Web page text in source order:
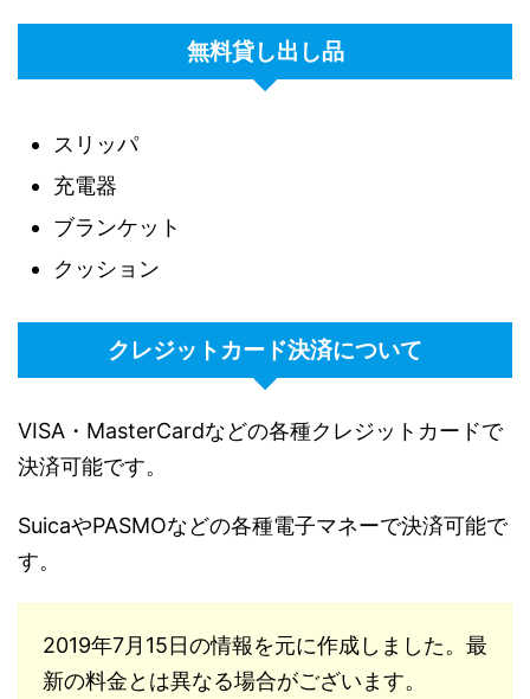
無料貸し出し品
スリッパ
充電器
ブランケット
クッション
クレジットカード決済について
VISA・MasterCardなどの各種クレジットカードで
決済可能です。
SuicaやPASMOなどの各種電子マネーで決済可能で
す。
2019年7月15日の情報を元に作成しました。最
新の料金とは異なる場合がございます。